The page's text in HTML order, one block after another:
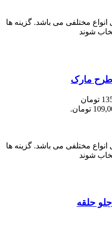
مختلفی می باشد. گزینه ها
شوند
قیمت اصلی: 135,000 تومان
مختلفی می باشد. گزینه ها
شوند